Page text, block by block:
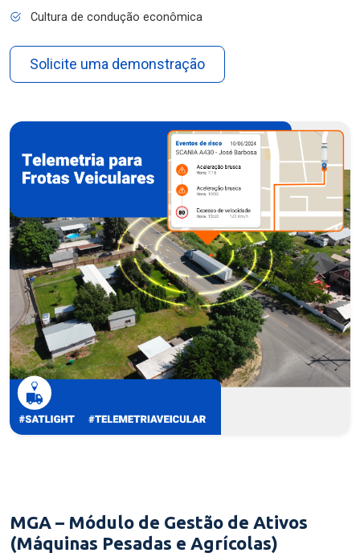
Cultura de condução econômica
Solicite uma demonstração
MGA – Módulo de Gestão de Ativos
(Máquinas Pesadas e Agrícolas)